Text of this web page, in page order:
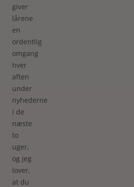
giver
lårene
en
ordentlig
omgang
hver
aften
under
nyhederne
i de
næste
to
uger,
og jeg
lover,
at du